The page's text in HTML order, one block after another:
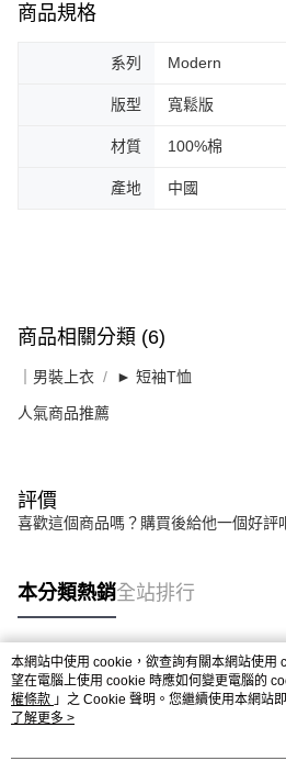
商品規格
系列 Modern
版型 寬鬆版
材質 100%棉
產地 中國
商品相關分類 (6)
｜男裝上衣 ► 短袖T恤
人氣商品推薦
評價
喜歡這個商品嗎？購買後給他一個好評
本分類熱銷全站排行
熱門標籤
本網站中使用 cookie，欲查詢有關本網站使用
望在電腦上使用 cookie 時應如何變更電腦的
權條款 」之 Cookie 聲明。您繼續使用本網站
用條款之 Cookie 聲明使用 cookie。
了解更多 >